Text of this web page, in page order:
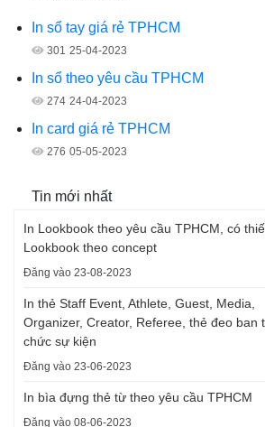
In sổ tay giá rẻ TPHCM
301 25-04-2023
In sổ theo yêu cầu TPHCM
274 24-04-2023
In card giá rẻ TPHCM
276 05-05-2023
Tin mới nhất
In Lookbook theo yêu cầu TPHCM, có
Lookbook theo concept
Đăng vào 23-08-2023
In thẻ Staff Event, Athlete, Guest, Media,
Organizer, Creator, Referee, thẻ đeo ban
chức sự kiện
Đăng vào 23-06-2023
In bìa đựng thẻ từ theo yêu cầu TPHCM
Đăng vào 08-06-2023